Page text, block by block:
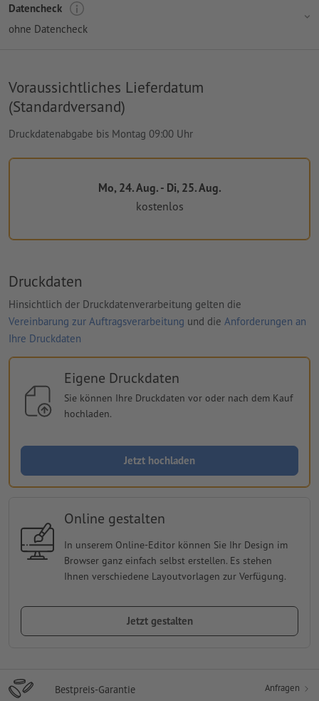
Datencheck
ohne Datencheck
Voraussichtliches Lieferdatum
(Standardversand)
Druckdatenabgabe bis Montag 09:00 Uhr
Mo, 24. Aug. - Di, 25. Aug.
kostenlos
Druckdaten
Hinsichtlich der Druckdatenverarbeitung gelten die
Vereinbarung zur Auftragsverarbeitung und die Anforderungen an
Ihre Druckdaten
Eigene Druckdaten
Sie können Ihre Druckdaten vor oder nach dem Kauf
hochladen.
Jetzt hochladen
Online gestalten
In unserem Online-Editor können Sie Ihr Design im
Browser ganz einfach selbst erstellen. Es stehen
Ihnen verschiedene Layoutvorlagen zur Verfügung.
Jetzt gestalten
Bestpreis-Garantie Anfragen